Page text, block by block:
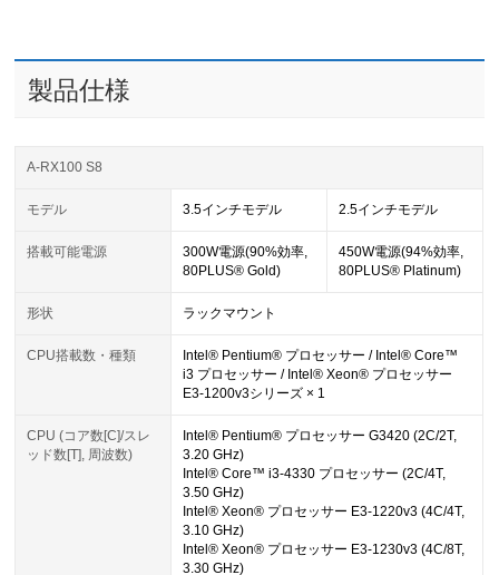
製品仕様
A-RX100 S8
モデル 3.5インチモデル 2.5インチモデル
搭載可能電源
300W電源(90%効率,
80PLUS® Gold)
450W電源(94%効率,
80PLUS® Platinum)
形状 ラックマウント
CPU搭載数・種類
Intel® Pentium® プロセッサー / Intel® Core™
i3 プロセッサー / Intel® Xeon® プロセッサー
E3-1200v3シリーズ × 1
CPU (コア数[C]/スレ
ッド数[T], 周波数)
Intel® Pentium® プロセッサー G3420 (2C/2T,
3.20 GHz)
Intel® Core™ i3-4330 プロセッサー (2C/4T,
3.50 GHz)
Intel® Xeon® プロセッサー E3-1220v3 (4C/4T,
3.10 GHz)
Intel® Xeon® プロセッサー E3-1230v3 (4C/8T,
3.30 GHz)